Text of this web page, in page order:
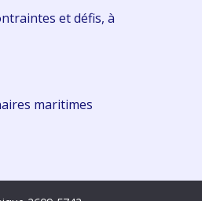
et défis, à
maritimes